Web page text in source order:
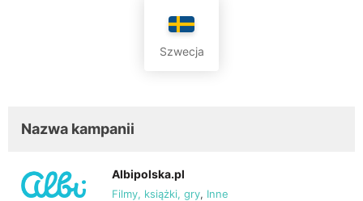
Szwecja
Nazwa kampanii
Albipolska.pl
Filmy, książki, gry, Inne